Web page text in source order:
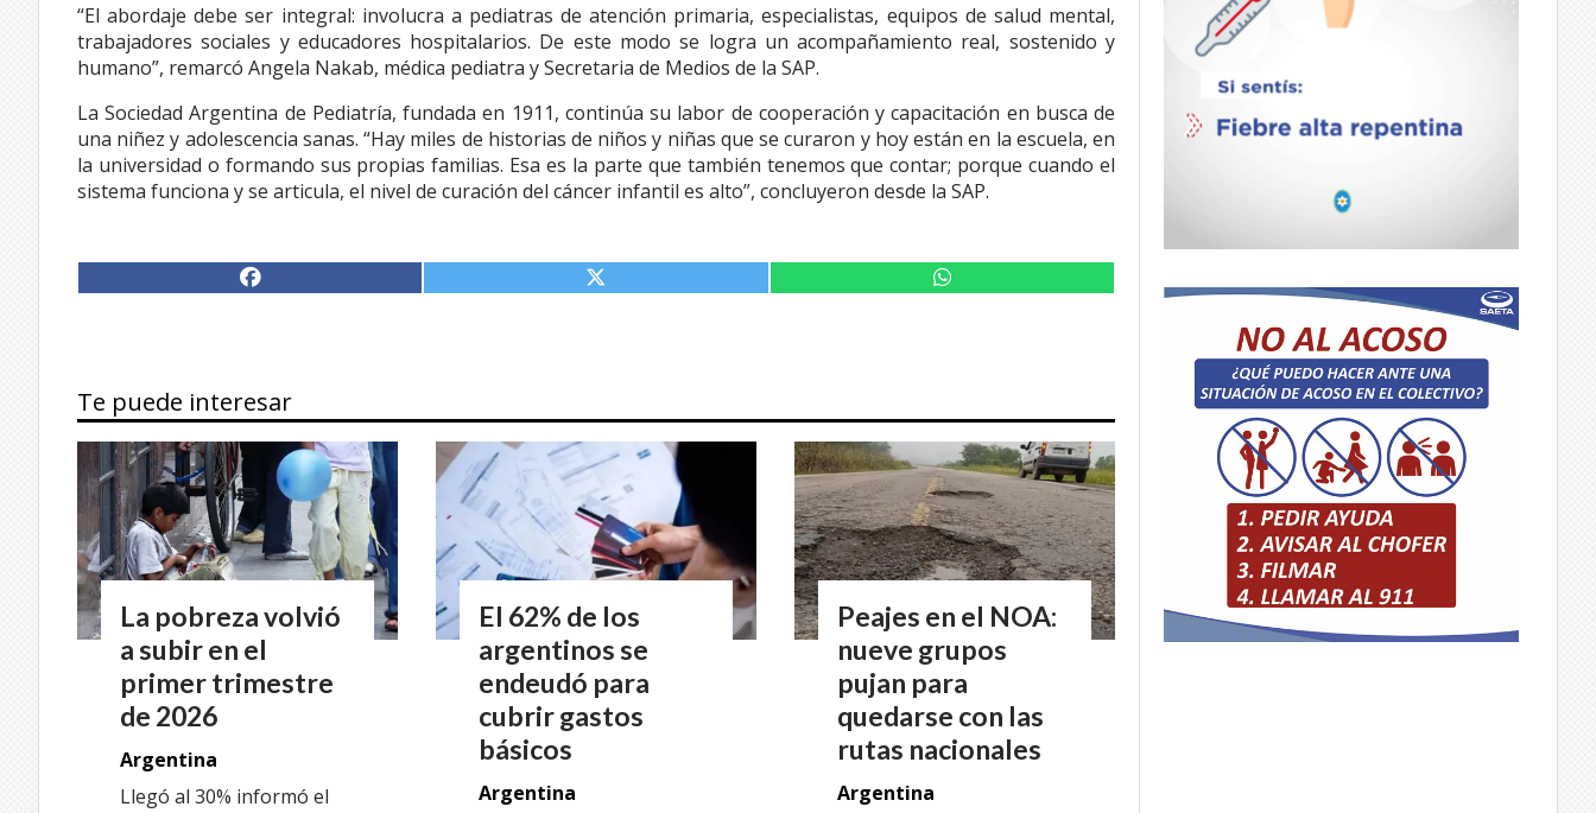
“El abordaje debe ser integral: involucra a pediatras de atención primaria, especialistas, equipos de salud mental,
trabajadores sociales y educadores hospitalarios. De este modo se logra un acompañamiento real, sostenido y
humano”, remarcó Angela Nakab, médica pediatra y Secretaria de Medios de la SAP.
La Sociedad Argentina de Pediatría, fundada en 1911, continúa su labor de cooperación y capacitación en busca de
una niñez y adolescencia sanas. “Hay miles de historias de niños y niñas que se curaron y hoy están en la escuela, en
la universidad o formando sus propias familias. Esa es la parte que también tenemos que contar; porque cuando el
sistema funciona y se articula, el nivel de curación del cáncer infantil es alto”, concluyeron desde la SAP.
Te puede interesar
La pobreza volvió
a subir en el
primer trimestre
de 2026
Argentina
Llegó al 30% informó el
El 62% de los
argentinos se
endeudó para
cubrir gastos
básicos
Argentina
Peajes en el NOA:
nueve grupos
pujan para
quedarse con las
rutas nacionales
Argentina